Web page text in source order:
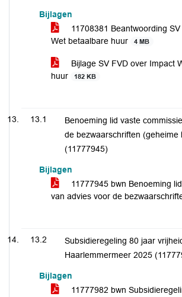
Bijlagen
11708381 Beantwoording
Wet betaalbare huur
4 MB
Bijlage SV FVD over Impact
huur
182 KB
13.1
Benoeming lid vaste
de bezwaarschriften (geheime
(11777945)
Bijlagen
11777945 bwn Benoeming
van advies voor de
13.2
Subsidieregeling 80 jaar
Haarlemmermeer 2025
Bijlagen
11777982 bwn